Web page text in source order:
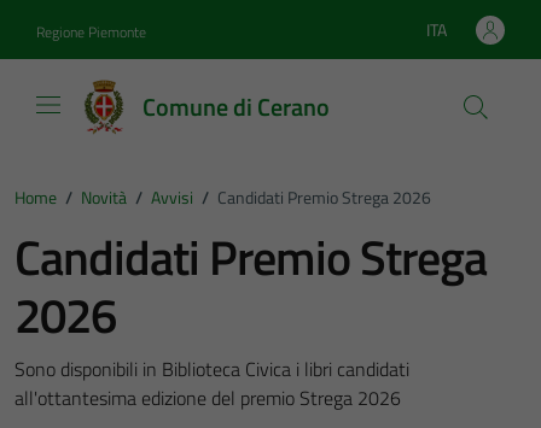
Regione Piemonte Lingua attiva:
ITA
Comune di Cerano
Home / Novità / Avvisi / Candidati Premio Strega 2026
Candidati Premio Strega
2026
Sono disponibili in Biblioteca Civica i libri candidati
all'ottantesima edizione del premio Strega 2026